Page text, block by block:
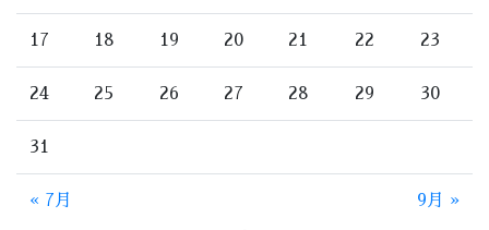
17 18 19 20 21 22 23
24 25 26 27 28 29 30
31
« 7月 9月 »